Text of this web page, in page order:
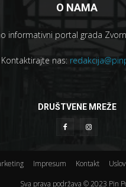
O NAMA
informativni portal grada
Kontaktirajte nas:
DRUŠTVENE MREŽE
Impresum Kontakt
Sva prava podržava © 2023 Pin